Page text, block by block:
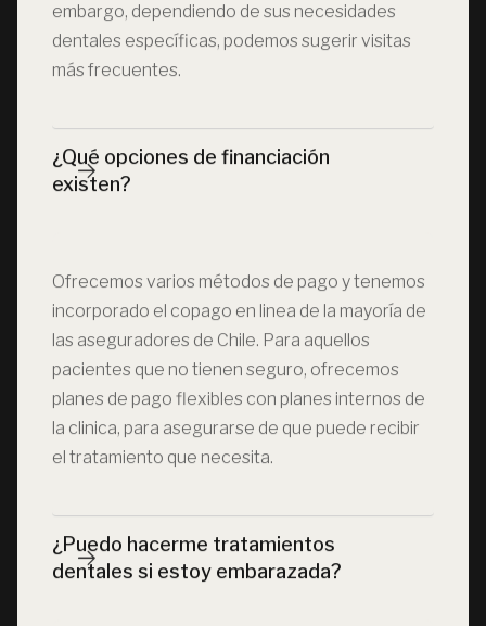
embargo, dependiendo de sus necesidades
dentales específicas, podemos sugerir visitas
más frecuentes.
¿Qué opciones de financiación
existen?
Ofrecemos varios métodos de pago y tenemos
incorporado el copago en linea de la mayoría de
las aseguradores de Chile. Para aquellos
pacientes que no tienen seguro, ofrecemos
planes de pago flexibles con planes internos de
la clinica, para asegurarse de que puede recibir
el tratamiento que necesita.
¿Puedo hacerme tratamientos
dentales si estoy embarazada?